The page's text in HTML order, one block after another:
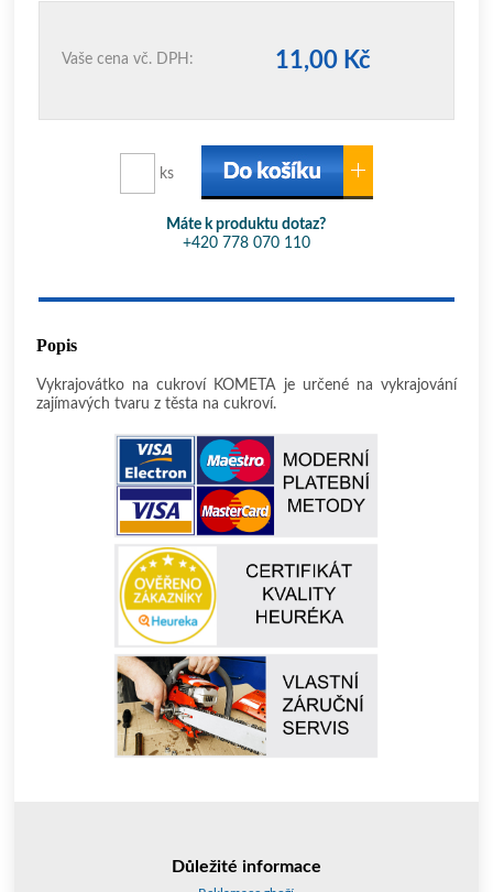
Vaše cena vč. DPH: 11,00 Kč
ks
Máte k produktu dotaz?
+420 778 070 110
Popis
Vykrajovátko na cukroví KOMETA je určené na vykrajování
zajímavých tvaru z těsta na cukroví.
Důležité informace